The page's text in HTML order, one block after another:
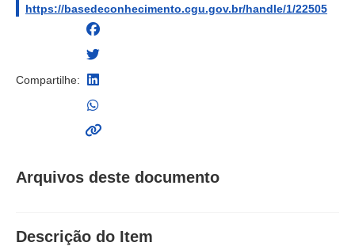
https://basedeconhecimento.cgu.gov.br/handle/1/22505
Compartilhe:
Arquivos deste documento
Descrição do Item